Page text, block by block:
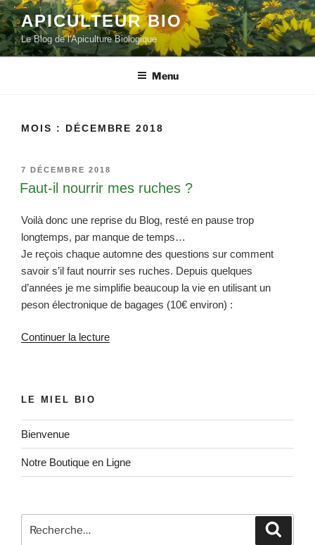
Aller
au
contenu
principal
APICULTEUR BIO
Le Blog de l'Apiculture Biologique
Menu
MOIS : DÉCEMBRE 2018
PUBLIÉ
LE
7 DÉCEMBRE 2018
Faut-il nourrir mes ruches ?
Voilà donc une reprise du Blog, resté en pause trop
longtemps, par manque de temps…
Je reçois chaque automne des questions sur comment
savoir s’il faut nourrir ses ruches. Depuis quelques
d’années je me simplifie beaucoup la vie en utilisant un
peson électronique de bagages (10€ environ) :
Continuer la lecturede
ruches
LE MIEL BIO
Bienvenue
Notre Boutique en Ligne
pour